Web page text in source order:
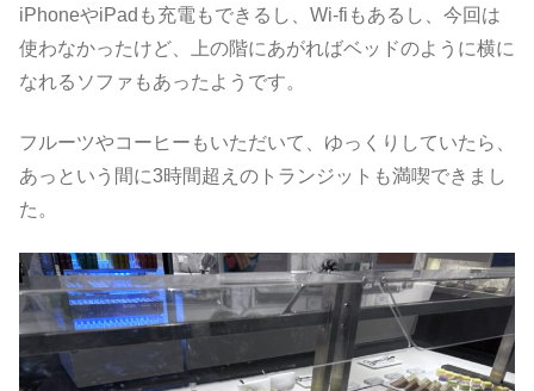
iPhoneやiPadも充電もできるし、Wi-fiもあるし、今回は
使わなかったけど、上の階にあがればベッドのように横に
なれるソファもあったようです。
フルーツやコーヒーもいただいて、ゆっくりしていたら、
あっという間に3時間超えのトランジットも満喫できまし
た。